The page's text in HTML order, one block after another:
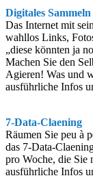
Digitales Sammeln
Das Internet mit
wahllos Links,
„diese könnten ja
Machen Sie den
Agieren! Was und
ausführliche Infos
7-Data-Claening
Räumen Sie peu à
das 7-Data-
pro Woche, die Sie
ausführliche Infos